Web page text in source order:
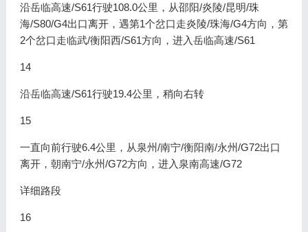
沿岳临高速/S61行驶108.0公里，从邵阳/炎陵/昆明/珠
海/S80/G4出口离开，遇第1个岔口走炎陵/珠海/G4方向，第
2个岔口走临武/衡阳西/S61方向，进入岳临高速/S61
14
沿岳临高速/S61行驶19.4公里，稍向右转
15
一直向前行驶6.4公里，从泉州/南宁/衡阳南/永州/G72出口
离开，朝南宁/永州/G72方向，进入泉南高速/G72
详细路段
16